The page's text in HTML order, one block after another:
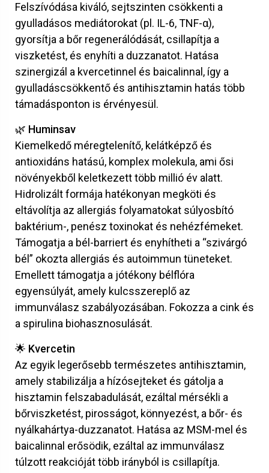
Felszívódása kiváló, sejtszinten csökkenti a
gyulladásos mediátorokat (pl. IL-6, TNF-α),
gyorsítja a bőr regenerálódását, csillapítja a
viszketést, és enyhíti a duzzanatot. Hatása
szinergizál a kvercetinnel és baicalinnal, így a
gyulladáscsökkentő és antihisztamin hatás több
támadásponton is érvényesül.
🌿 Huminsav
Kiemelkedő méregtelenítő, kelátképző és
antioxidáns hatású, komplex molekula, ami ősi
növényekből keletkezett több millió év alatt.
Hidrolizált formája hatékonyan megköti és
eltávolítja az allergiás folyamatokat súlyosbító
baktérium-, penész toxinokat és nehézfémeket.
Támogatja a bél-barriert és enyhítheti a “szivárgó
bél” okozta allergiás és autoimmun tüneteket.
Emellett támogatja a jótékony bélflóra
egyensúlyát, amely kulcsszereplő az
immunválasz szabályozásában. Fokozza a cink és
a spirulina biohasznosulását.
🌟 Kvercetin
Az egyik legerősebb természetes antihisztamin,
amely stabilizálja a hízósejteket és gátolja a
hisztamin felszabadulását, ezáltal mérsékli a
bőrviszketést, pirosságot, könnyezést, a bőr- és
nyálkahártya-duzzanatot. Hatása az MSM-mel és
baicalinnal erősödik, ezáltal az immunválasz
túlzott reakcióját több irányból is csillapítja.